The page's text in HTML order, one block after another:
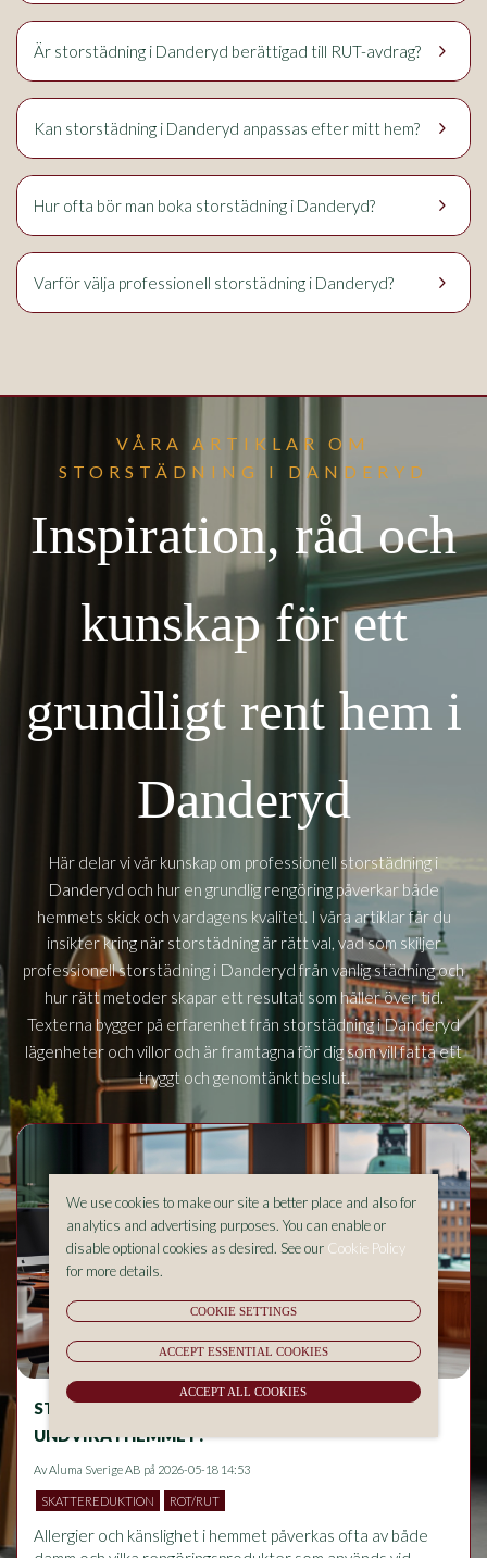
keyboard_arrow_right
Är storstädning i Danderyd berättigad till RUT-avdrag?
keyboard_arrow_right
Kan storstädning i Danderyd anpassas efter mitt hem?
keyboard_arrow_right
Hur ofta bör man boka storstädning i Danderyd?
keyboard_arrow_right
Varför välja professionell storstädning i Danderyd?
VÅRA ARTIKLAR OM
STORSTÄDNING I DANDERYD
Inspiration, råd och
kunskap för ett
grundligt rent hem i
Danderyd
Här delar vi vår kunskap om professionell storstädning i
Danderyd och hur en grundlig rengöring påverkar både
hemmets skick och vardagens kvalitet. I våra artiklar får du
insikter kring när storstädning är rätt val, vad som skiljer
professionell storstädning i Danderyd från vanlig städning och
hur rätt metoder skapar ett resultat som håller över tid.
Texterna bygger på erfarenhet från storstädning iDanderyd
lägenheter och villor och är framtagna för dig som vill fatta ett
tryggt och genomtänkt beslut.
STÄDNING OCH ALLERGIER – VAD BÖR DU
UNDVIKA I HEMMET?
Av Aluma Sverige AB på 2026-05-18 14:53
SKATTEREDUKTION ROT/RUT
Allergier och känslighet i hemmet påverkas ofta av både
We use cookies to make our site a better place and also for
analytics and advertising purposes. You can enable or
disable optional cookies as desired. See our Cookie Policy
for more details.
COOKIE SETTINGS
ACCEPT ESSENTIAL COOKIES
ACCEPT ALL COOKIES